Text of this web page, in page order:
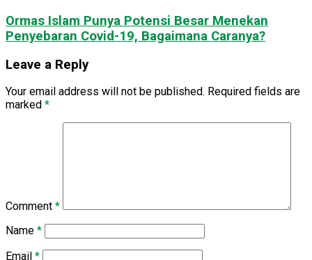
Ormas Islam Punya Potensi Besar Menekan
Penyebaran Covid-19, Bagaimana Caranya?
Leave a Reply
Your email address will not be published. Required fields are
marked *
Comment *
Name *
Email *